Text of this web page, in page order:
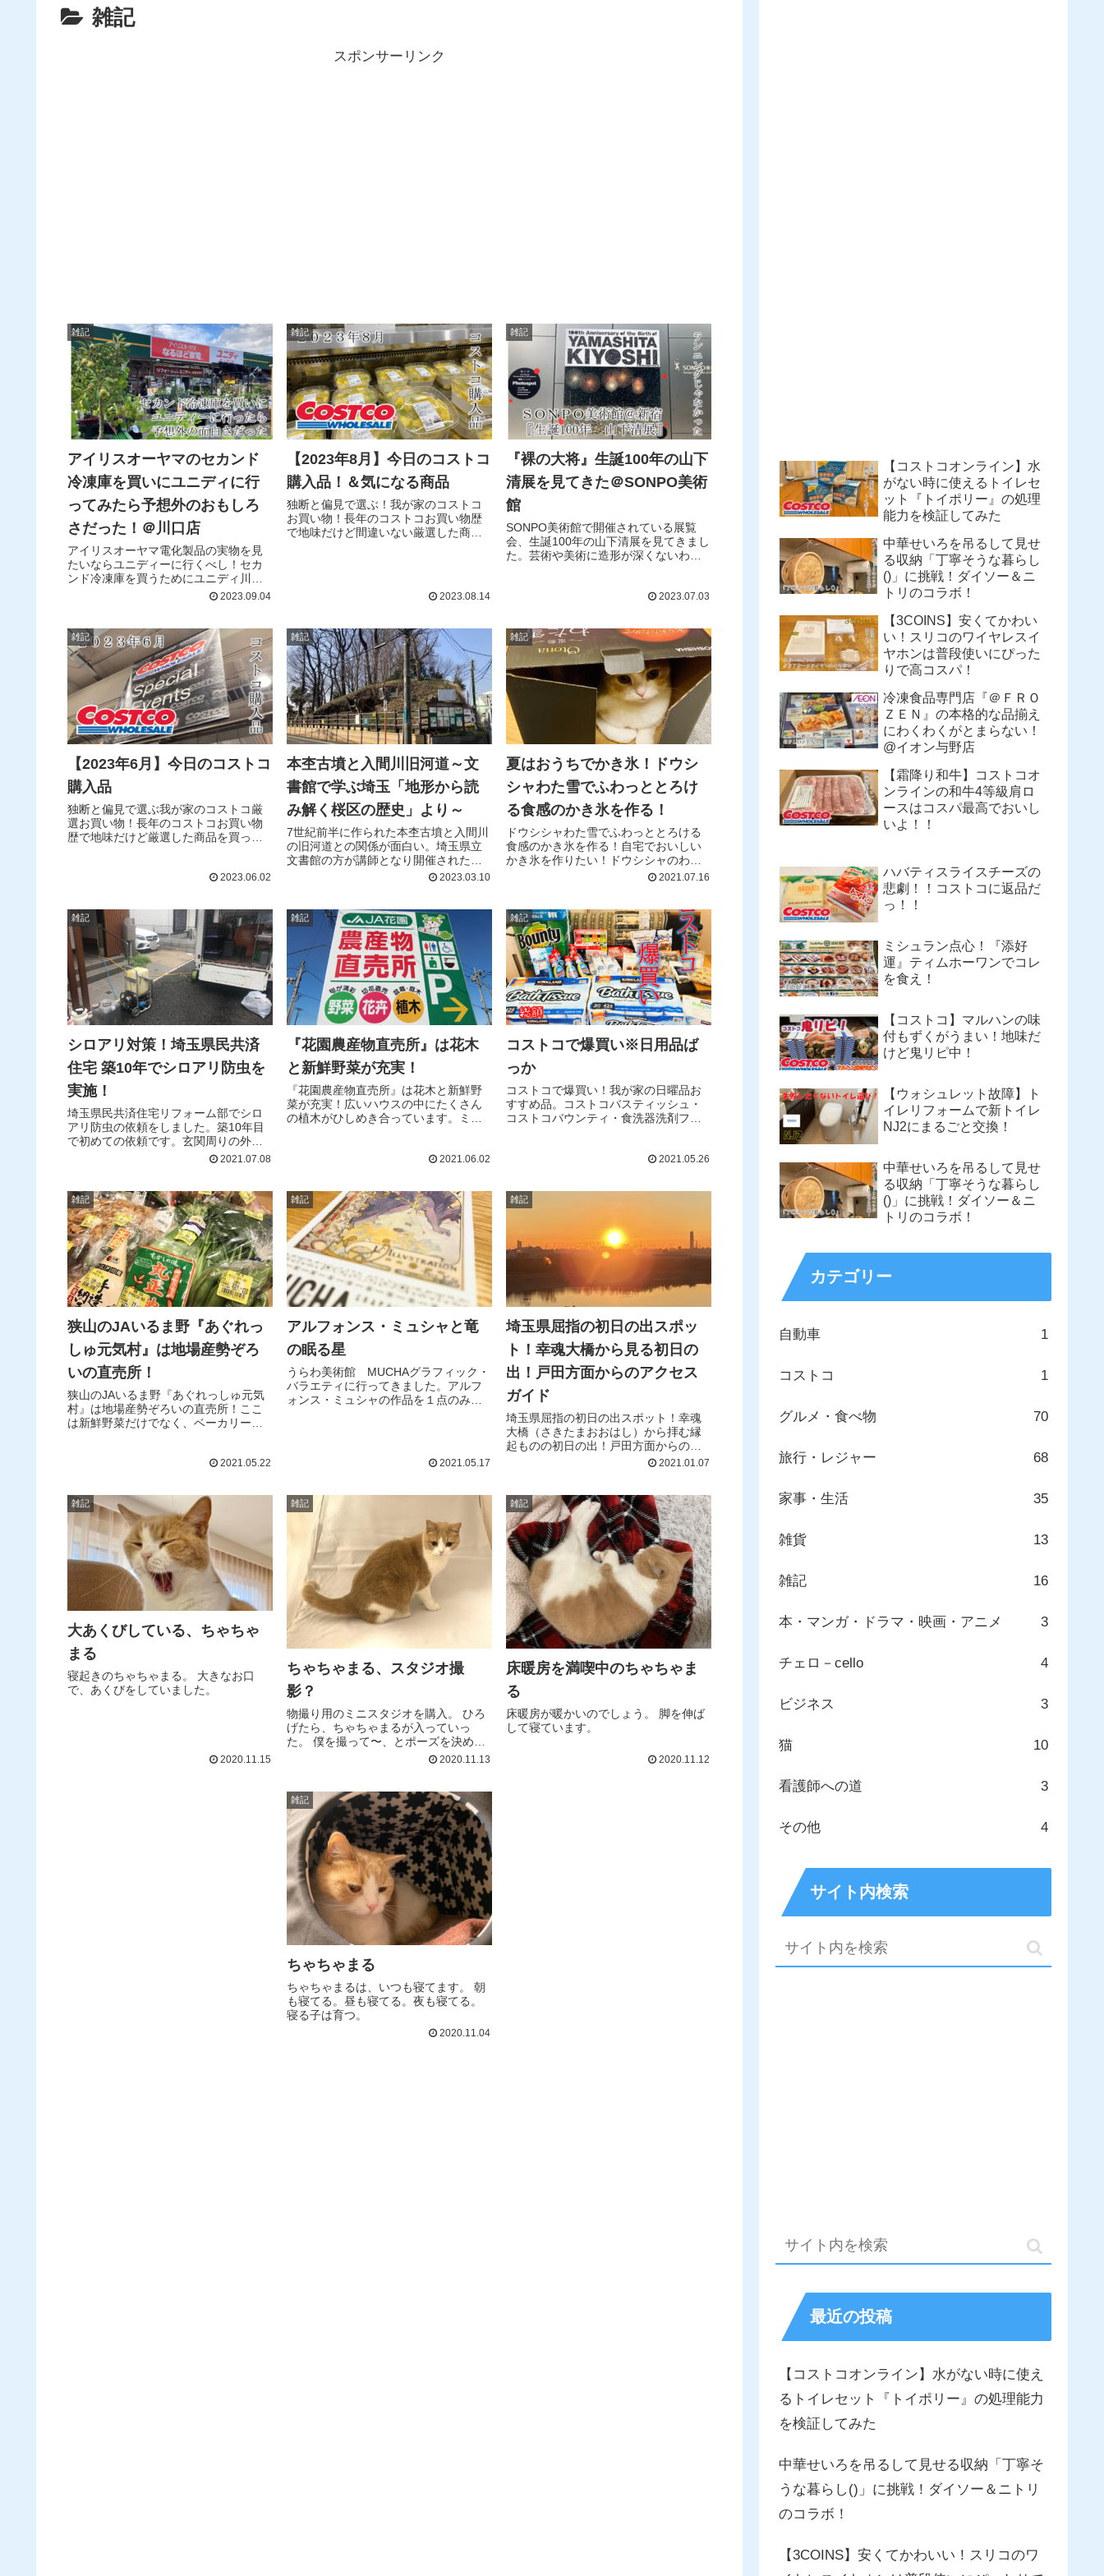
雑記
スポンサーリンク
雑記
アイリスオーヤマのセカンド
冷凍庫を買いにユニディに行
ってみたら予想外のおもしろ
さだった！＠川口店
アイリスオーヤマ電化製品の実物を見
たいならユニディーに行くべし！セカ
ンド冷凍庫を買うためにユニディ川口
店に行ってみたら、コストコとカルデ
ました！ユニディは東京・神奈川・千
葉・埼玉の1都3県にしかありません
が、面白い品揃えのお店だったのでお
ススメです！
2023.09.04
雑記
【2023年8月】今日のコストコ
購入品！＆気になる商品
独断と偏見で選ぶ！我が家のコストコ
お買い物！長年のコストコお買い物歴
で地味だけど間違いない厳選した商品
2023.08.14
雑記
『裸の大将』生誕100年の山下
清展を見てきた＠SONPO美術
館
SONPO美術館で開催されている展覧
会、生誕100年の山下清展を見てきまし
た。芸術や美術に造形が深くないわた
画、油彩、ペン画、陶器への絵付けな
す。
2023.07.03
雑記
【2023年6月】今日のコストコ
購入品
独断と偏見で選ぶ我が家のコストコ厳
選お買い物！長年のコストコお買い物
歴で地味だけど厳選した商品を買って
みなさんのお買い物の参考にしてみて
2023.06.02
雑記
本杢古墳と入間川旧河道～文
書館で学ぶ埼玉「地形から読
み解く桜区の歴史」より～
7世紀前半に作られた本杢古墳と入間川
の旧河道との関係が面白い。埼玉県立
文書館の方が講師となり開催された
「地形から読み解く桜区の歴史」より
2023.03.10
雑記
夏はおうちでかき氷！ドウシ
シャわた雪でふわっととろけ
る食感のかき氷を作る！
ドウシシャわた雪でふわっととろける
食感のかき氷を作る！自宅でおいしい
かき氷を作りたい！ドウシシャのわた
雪はヒーター機能搭載でふわふわなか
す。
2021.07.16
雑記
シロアリ対策！埼玉県民共済
住宅 築10年でシロアリ防虫を
実施！
埼玉県民共済住宅リフォーム部でシロ
アリ防虫の依頼をしました。築10年目
で初めての依頼です。玄関周りの外壁
や土間へもドリルで穴を開けて薬剤を
虫。シロアリ防除。シロアリ対策
2021.07.08
雑記
『花園農産物直売所』は花木
と新鮮野菜が充実！
『花園農産物直売所』は花木と新鮮野
菜が充実！広いハウスの中にたくさん
の植木がひしめき合っています。ミニ
季節の花もたくさん置いてあります。
富な品揃え。お惣菜も花園みそおや
き、焼き場にんにくなど味を試してみ
たくなるものがたくさんあります。
2021.06.02
雑記
コストコで爆買い※日用品ば
っか
コストコで爆買い！我が家の日曜品お
すすめ品。コストコバスティッシュ・
コストコバウンティ・食洗器洗剤フィ
ーススコップケーキ・コストコさくら
ツ・しのざき商店のどんこ椎茸おすす
め品を紹介しています。
2021.05.26
雑記
狭山のJAいるま野『あぐれっ
しゅ元気村』は地場産勢ぞろ
いの直売所！
狭山のJAいるま野『あぐれっしゅ元気
村』は地場産勢ぞろいの直売所！ここ
は新鮮野菜だけでなく、ベーカリー・
揃えで本当に楽しい買い物ができま
かき・新井園本店の茶飴・狭山茶ソフ
トクリーム
2021.05.22
雑記
アルフォンス・ミュシャと竜
の眠る星
うらわ美術館 MUCHAグラフィック・
バラエティに行ってきました。アルフ
ォンス・ミュシャの作品を１点のみ撮
装や構図がミュシャにそっくりでとっ
ても大好きです。わたしは漫画経由で
りました。
2021.05.17
雑記
埼玉県屈指の初日の出スポッ
ト！幸魂大橋から見る初日の
出！戸田方面からのアクセス
ガイド
埼玉県屈指の初日の出スポット！幸魂
大橋（さきたまおおはし）から拝む縁
起ものの初日の出！戸田方面からのア
2021.01.07
雑記
大あくびしている、ちゃちゃ
まる
寝起きのちゃちゃまる。 大きなお口
で、あくびをしていました。
2020.11.15
雑記
ちゃちゃまる、スタジオ撮
影？
物撮り用のミニスタジオを購入。 ひろ
げたら、ちゃちゃまるが入っていっ
た。 僕を撮って〜、とポーズを決める
かとおもいきや… イタズラを始めまし
2020.11.13
雑記
床暖房を満喫中のちゃちゃま
る
床暖房が暖かいのでしょう。 脚を伸ば
して寝ています。
2020.11.12
雑記
ちゃちゃまる
ちゃちゃまるは、いつも寝てます。 朝
も寝てる。昼も寝てる。夜も寝てる。
寝る子は育つ。
2020.11.04
【コストコオンライン】水
がない時に使えるトイレセ
ット『トイポリー』の処理
能力を検証してみた
中華せいろを吊るして見せ
る収納「丁寧そうな暮らし
()」に挑戦！ダイソー＆ニ
トリのコラボ！
【3COINS】安くてかわい
い！スリコのワイヤレスイ
ヤホンは普段使いにぴった
りで高コスパ！
冷凍食品専門店『＠ＦＲＯ
ＺＥＮ』の本格的な品揃え
にわくわくがとまらない！
@イオン与野店
【霜降り和牛】コストコオ
ンラインの和牛4等級肩ロ
ースはコスパ最高でおいし
いよ！！
ハバティスライスチーズの
悲劇！！コストコに返品だ
っ！！
ミシュラン点心！『添好
運』ティムホーワンでコレ
を食え！
【コストコ】マルハンの味
付もずくがうまい！地味だ
けど鬼リピ中！
【ウォシュレット故障】ト
イレリフォームで新トイレ
NJ2にまるごと交換！
中華せいろを吊るして見せ
る収納「丁寧そうな暮らし
()」に挑戦！ダイソー＆ニ
トリのコラボ！
カテゴリー
自動車 1
コストコ 1
グルメ・食べ物 70
旅行・レジャー 68
家事・生活 35
雑貨 13
雑記 16
本・マンガ・ドラマ・映画・アニメ 3
チェロ－cello 4
ビジネス 3
猫 10
看護師への道 3
その他 4
サイト内検索
最近の投稿
【コストコオンライン】水がない時に使え
るトイレセット『トイポリー』の処理能力
を検証してみた
中華せいろを吊るして見せる収納「丁寧そ
うな暮らし()」に挑戦！ダイソー＆ニトリ
のコラボ！
【3COINS】安くてかわいい！スリコのワ